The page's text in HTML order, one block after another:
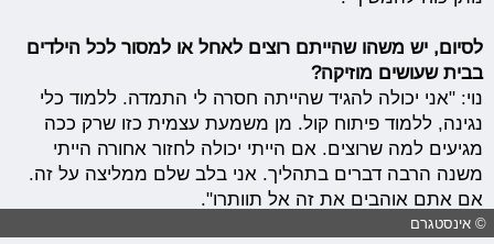
לסיום, יש משהו שהייתם רוצים לאחל או למסור לכל הילדים
בבית שעושים מוזיקה?
נוי: "אני יכולה להגיד שהייתה חסרה לי התמדה. ללמוד כלי
נגינה, ללמוד פיתוח קול. מן משמעת עצמית כזו שרק ככה
מגיעים למה שרוצים. אם הייתי יכולה לחזור אחורה הייתי
משנה הרבה דברים בתהליך. אני בלב שלם ממליצה על זה.
אם אתם אוהבים את זה אל תוותרו".
© אינסטגרם